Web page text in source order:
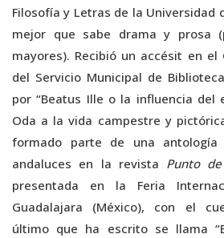
Filosofía y Letras de la Universidad
mejor que sabe drama y prosa
mayores). Recibió un accésit en el
del Servicio Municipal de
por “Beatus Ille o la influencia del
Oda a la vida campestre y
formado parte de una antología
andaluces en la revista Punto
presentada en la Feria
Guadalajara (México), con el
último que ha escrito se llama